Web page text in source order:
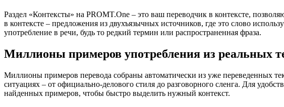
Раздел «Контексты» на PROMT.One – это ваш переводчик в контексте,
в контексте – предложения из двухъязычных источников, где это слово
употребление в речи, будь то редкий термин или распространенная фраза.
Миллионы примеров употребления из реальных
Миллионы примеров перевода собраны автоматически из уже переведенных
ситуациях – от официально-делового стиля до разговорного сленга. Для
найденных примеров, чтобы быстро выделить нужный контекст.